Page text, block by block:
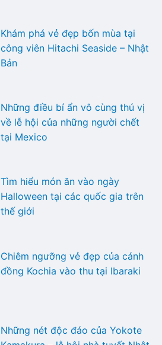
Khám phá vẻ đẹp bốn mùa tại
công viên Hitachi Seaside – Nhật
Bản
Những điều bí ẩn vô cùng thú vị
về lễ hội của những người chết
tại Mexico
Tìm hiểu món ăn vào ngày
Halloween tại các quốc gia trên
thế giới
Chiêm ngưỡng vẻ đẹp của cánh
đồng Kochia vào thu tại Ibaraki
Những nét độc đáo của Yokote